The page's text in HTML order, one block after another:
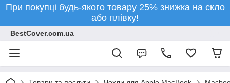
При покупці будь-якого товару 25% знижка на скло
або плівку!
BestCover.com.ua